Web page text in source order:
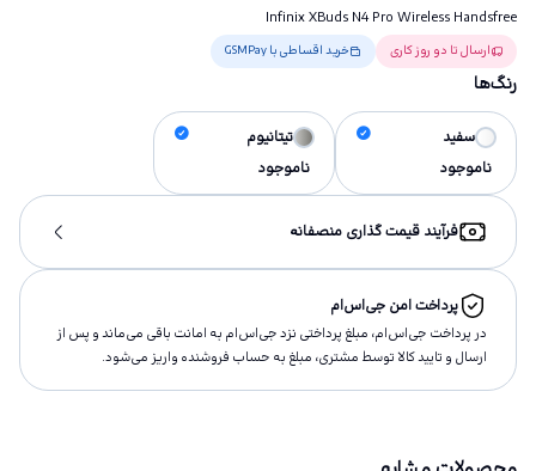
Infinix XBuds N4 Pro Wireless Handsfree
ارسال تا دو روز کاری خرید اقساطی با GSMPay
رنگ‌ها
سفید
ناموجود
تیتانیوم
ناموجود
فرآیند قیمت گذاری منصفانه
پرداخت امن جی‌اس‌ام
در پرداخت جی‌اس‌ام، مبلغ پرداختى نزد جی‌اس‌ام به امانت باقى مى‌ماند و پس از
ارسال و تاييد كالا توسط مشتری، مبلغ به حساب فروشنده واريز مى‌شود.